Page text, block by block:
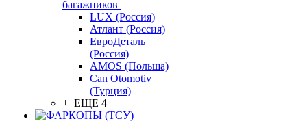
багажников
LUX (Россия)
Атлант (Россия)
ЕвроДеталь
(Россия)
AMOS (Польша)
Can Otomotiv
(Турция)
+ ЕЩЕ 4